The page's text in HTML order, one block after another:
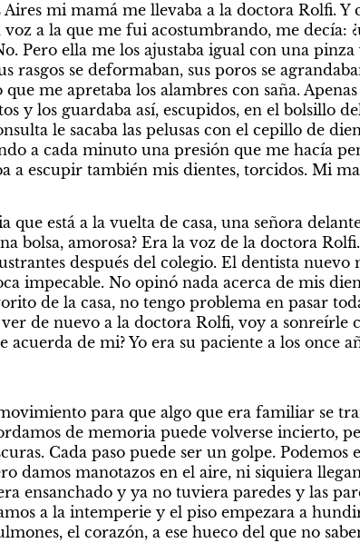
mi mamá me llevaba a la doctora Rolfi. Y
a la que me fui acostumbrando, me decía:
Pero ella me los ajustaba igual con una
rasgos se deformaban, sus poros se
me apretaba los alambres con saña.
y los guardaba así, escupidos, en el bolsillo
le sacaba las pelusas con el cepillo de
a cada minuto una presión que me hacía
a escupir también mis dientes, torcidos. Mi
que está a la vuelta de casa, una señora
bolsa, amorosa? Era la voz de la doctora
después del colegio. El dentista nuevo
impecable. No opinó nada acerca de mis
de la casa, no tengo problema en pasar
de nuevo a la doctora Rolfi, voy a sonreírle
de mi? Yo era su paciente a los once
para que algo que era familiar se
de memoria puede volverse incierto,
Cada paso puede ser un golpe. Podemos
damos manotazos en el aire, ni siquiera
ensanchado y ya no tuviera paredes y las
a la intemperie y el piso empezara a
el corazón, a ese hueco del que no